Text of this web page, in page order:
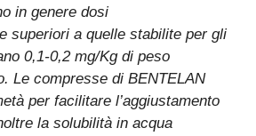
in genere dosi
superiori a quelle stabilite per gli
0,1-0,2 mg/Kg di peso
Le compresse di BENTELAN
per facilitare l’aggiustamento
la solubilità in acqua